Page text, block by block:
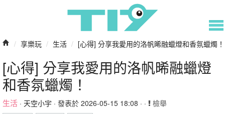
/ 享樂玩 / 生活 / [心得] 分享我愛用的洛帆晞融蠟燈和香氛蠟燭！
[心得] 分享我愛用的洛帆晞融蠟燈
和香氛蠟燭！
生活 · 天空小宇 · 發表於 2026-05-15 18:08 · · 檢舉